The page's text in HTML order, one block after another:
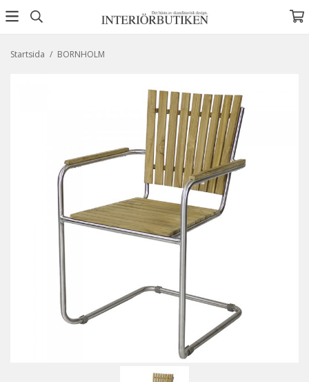
Startsida / BORNHOLM